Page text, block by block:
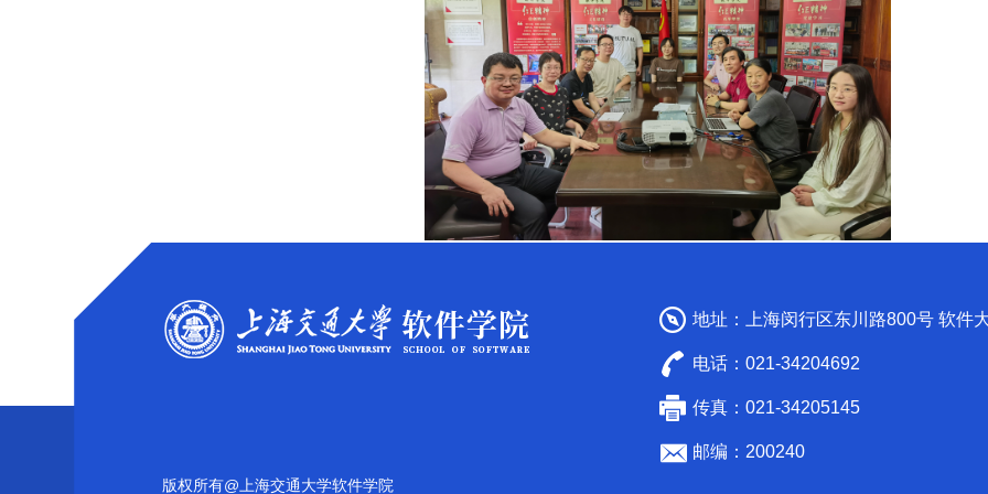
地址：上海闵行区东川路800号 软件
电话：021-34204692
传真：021-34205145
邮编：200240
版权所有@上海交通大学软件学院